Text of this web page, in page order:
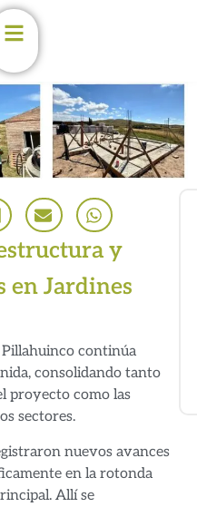
y
en Jardines
Pillahuinco continúa
consolidando tanto
proyecto como las
sectores.
nuevos avances
en la rotonda
Allí se